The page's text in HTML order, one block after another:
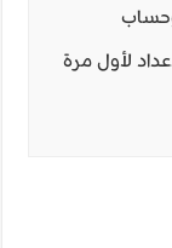
لأول مرة